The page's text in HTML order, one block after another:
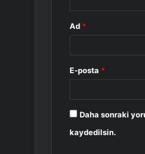
Ad *
E-posta *
Daha sonraki
kaydedilsin.